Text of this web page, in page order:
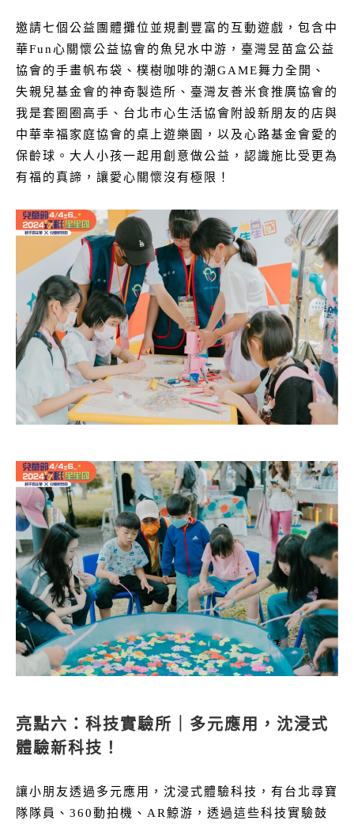
邀請七個公益團體攤位並規劃豐富的互動遊戲，包含中
華Fun心關懷公益協會的魚兒水中游，臺灣昱苗盒公益
協會的手畫帆布袋、樸樹咖啡的潮GAME舞力全開、
失親兒基金會的神奇製造所、臺灣友善米食推廣協會的
我是套圈圈高手、台北市心生活協會附設新朋友的店與
中華幸福家庭協會的桌上遊樂園，以及心路基金會愛的
保齡球。大人小孩一起用創意做公益，認識施比受更為
有福的真諦，讓愛心關懷沒有極限！
亮點六：科技實驗所｜多元應用，沈浸式
體驗新科技！
讓小朋友透過多元應用，沈浸式體驗科技，有台北尋寶
隊隊員、360動拍機、AR鯨游，透過這些科技實驗鼓